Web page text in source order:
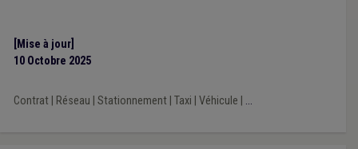
[Mise à jour]
10 Octobre 2025
Contrat| Réseau Stationnement| Taxi Véhicule ...